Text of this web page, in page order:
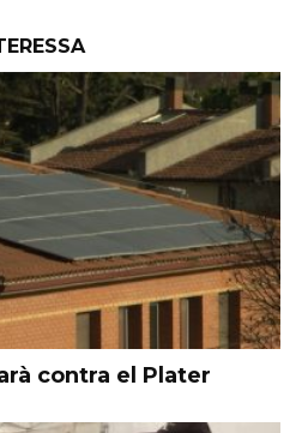
contra el Plater